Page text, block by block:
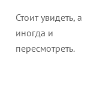
Стоит увидеть, а
иногда и
пересмотреть.